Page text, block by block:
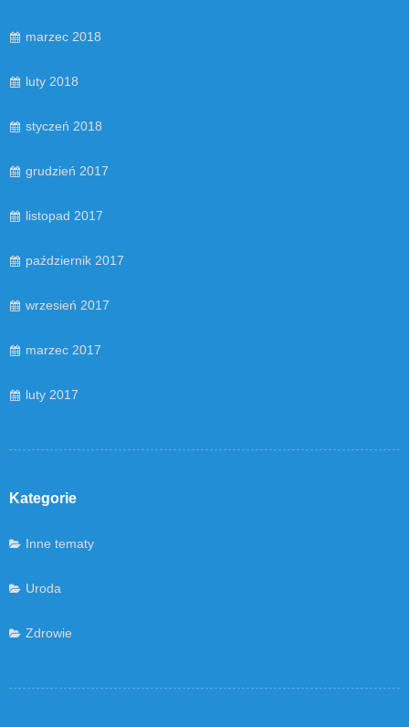
marzec 2018
luty 2018
styczeń 2018
grudzień 2017
listopad 2017
październik 2017
wrzesień 2017
marzec 2017
luty 2017
Kategorie
Inne tematy
Uroda
Zdrowie